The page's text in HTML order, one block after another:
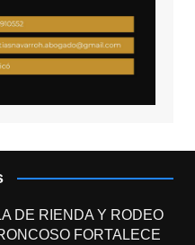
DE RIENDA Y RODEO
FORTALECE